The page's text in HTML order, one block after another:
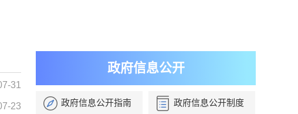
31
23
政府信息公开
政府信息公开指南 政府信息公开制度